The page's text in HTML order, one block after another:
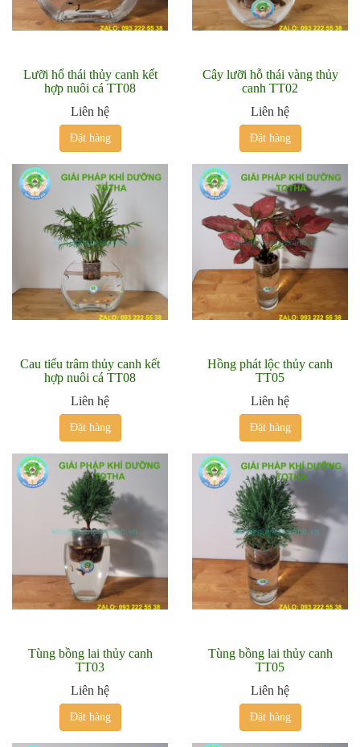
Lưỡi hổ thái thủy canh kết
hợp nuôi cá TT08
Liên hệ
Đặt hàng
Cây lưỡi hỗ thái vàng thủy
canh TT02
Liên hệ
Đặt hàng
Cau tiểu trâm thủy canh kết
hợp nuôi cá TT08
Liên hệ
Đặt hàng
Hồng phát lộc thủy canh
TT05
Liên hệ
Đặt hàng
Tùng bồng lai thủy canh
TT03
Liên hệ
Đặt hàng
Tùng bồng lai thủy canh
TT05
Liên hệ
Đặt hàng